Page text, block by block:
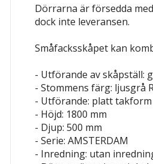
Dörrarna är försedda
dock inte leveransen.
Småfacksskåpet kan
- Utförande av skåpställ:
- Stommens färg: ljusgrå
- Utförande: platt takform
- Höjd: 1800 mm
- Djup: 500 mm
- Serie: AMSTERDAM
- Inredning: utan